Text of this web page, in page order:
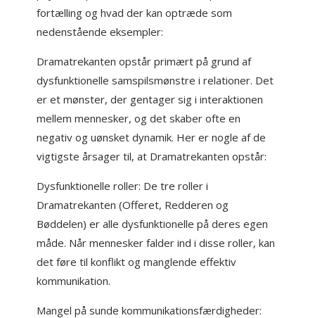
fortælling og hvad der kan optræde som
nedenstående eksempler:
Dramatrekanten opstår primært på grund af
dysfunktionelle samspilsmønstre i relationer. Det
er et mønster, der gentager sig i interaktionen
mellem mennesker, og det skaber ofte en
negativ og uønsket dynamik. Her er nogle af de
vigtigste årsager til, at Dramatrekanten opstår:
Dysfunktionelle roller: De tre roller i
Dramatrekanten (Offeret, Redderen og
Bøddelen) er alle dysfunktionelle på deres egen
måde. Når mennesker falder ind i disse roller, kan
det føre til konflikt og manglende effektiv
kommunikation.
Mangel på sunde kommunikationsfærdigheder: